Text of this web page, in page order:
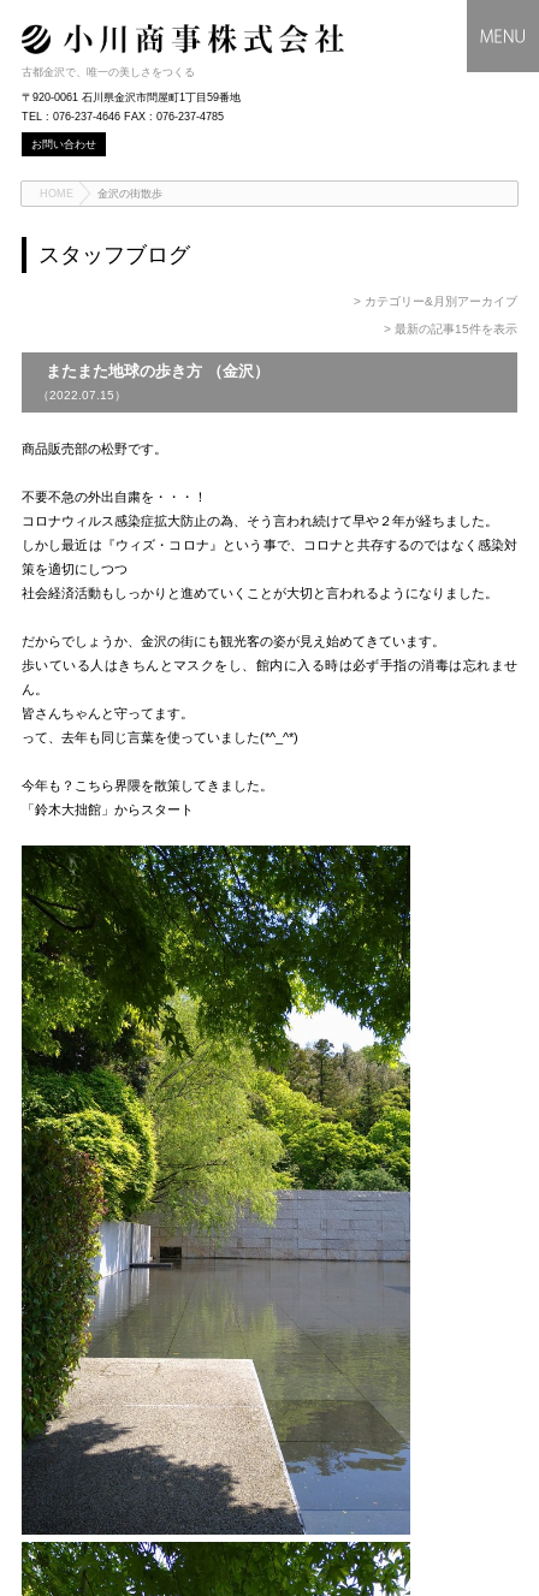
古都金沢で、唯一の美しさをつくる
〒920-0061 石川県金沢市問屋町1丁目59番地
TEL : 076-237-4646 FAX : 076-237-4785
お問い合わせ
HOME 金沢の街散歩
スタッフブログ
> カテゴリー&月別アーカイブ
> 最新の記事15件を表示
またまた地球の歩き方 （金沢）
（2022.07.15）
商品販売部の松野です。
不要不急の外出自粛を・・・！
コロナウィルス感染症拡大防止の為、そう言われ続けて早や２年が経ちました。
しかし最近は『ウィズ・コロナ』という事で、コロナと共存するのではなく感染対
策を適切にしつつ
社会経済活動もしっかりと進めていくことが大切と言われるようになりました。
だからでしょうか、金沢の街にも観光客の姿が見え始めてきています。
歩いている人はきちんとマスクをし、館内に入る時は必ず手指の消毒は忘れませ
ん。
皆さんちゃんと守ってます。
って、去年も同じ言葉を使っていました(*^_^*)
今年も？こちら界隈を散策してきました。
「鈴木大拙館」からスタート